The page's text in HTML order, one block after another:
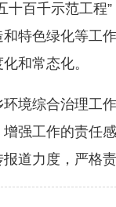
千示范工程”
特色绿化等工
和常态化。
综合治理工作
强工作的责任
道力度，严格